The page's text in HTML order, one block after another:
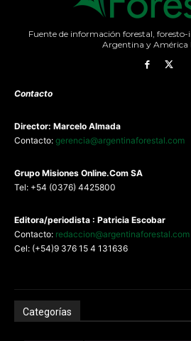
Fuente de información forestal,
Argentina y América
Contacto
Director: Marcelo Almada
Contacto: gerencia@argentinaforestal.com
Grupo Misiones Online.Com SA
Tel: +54 (0376) 4425800
Editora/periodista : Patricia Escobar
Contacto: redaccion@argentinaforestal.com
Cel: (+54)9 376 15 4 131636
Categorías